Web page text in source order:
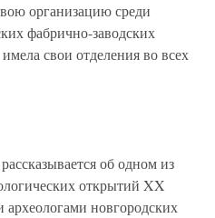
организацию среди
фабрично-заводских
свои отделения во всех
об одном из
открытий XX
новгородских